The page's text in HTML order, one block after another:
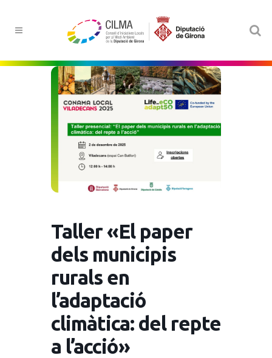
Taller «El paper
dels municipis
rurals en
l’adaptació
climàtica: del repte
a l’acció»